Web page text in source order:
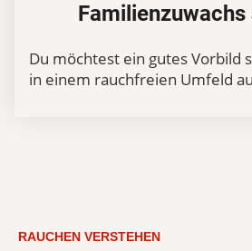
Familienzuwachs
Du möchtest ein gutes Vorbild
in einem rauchfreien Umfeld
RAUCHEN VERSTEHEN